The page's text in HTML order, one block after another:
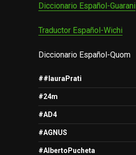
Diccionario Español-Guarani
Traductor Español-Wichi
Diccionario Español-Quom
##lauraPrati
#24m
#AD4
#AGNUS
#AlbertoPucheta